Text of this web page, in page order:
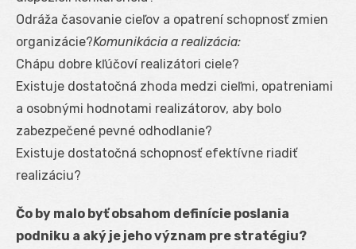
Odráža časovanie cieľov a opatrení schopnosť zmien
organizácie?Komunikácia a realizácia:
Chápu dobre kľúčoví realizátori ciele?
Existuje dostatočná zhoda medzi cieľmi, opatreniami
a osobnými hodnotami realizátorov, aby bolo
zabezpečené pevné odhodlanie?
Existuje dostatočná schopnosť efektívne riadiť
realizáciu?
Čo by malo byť obsahom definície poslania
podniku a aký je jeho význam pre stratégiu?